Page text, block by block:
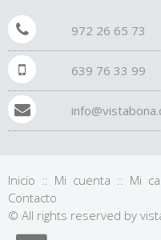
972 26 65 73
639 76 33 99
Inicio :: Mi cuenta :: Mi
Contacto
© All rights reserved by